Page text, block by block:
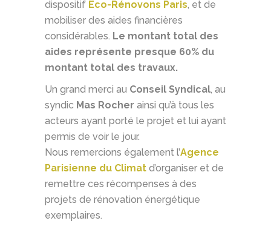
dispositif Éco-Rénovons Paris, et de
mobiliser des aides financières
considérables. Le montant total des
aides représente presque 60% du
montant total des travaux.
Un grand merci au Conseil Syndical, au
syndic Mas Rocher ainsi qu’à tous les
acteurs ayant porté le projet et lui ayant
permis de voir le jour.
Nous remercions également l’Agence
Parisienne du Climat d’organiser et de
remettre ces récompenses à des
projets de rénovation énergétique
exemplaires.